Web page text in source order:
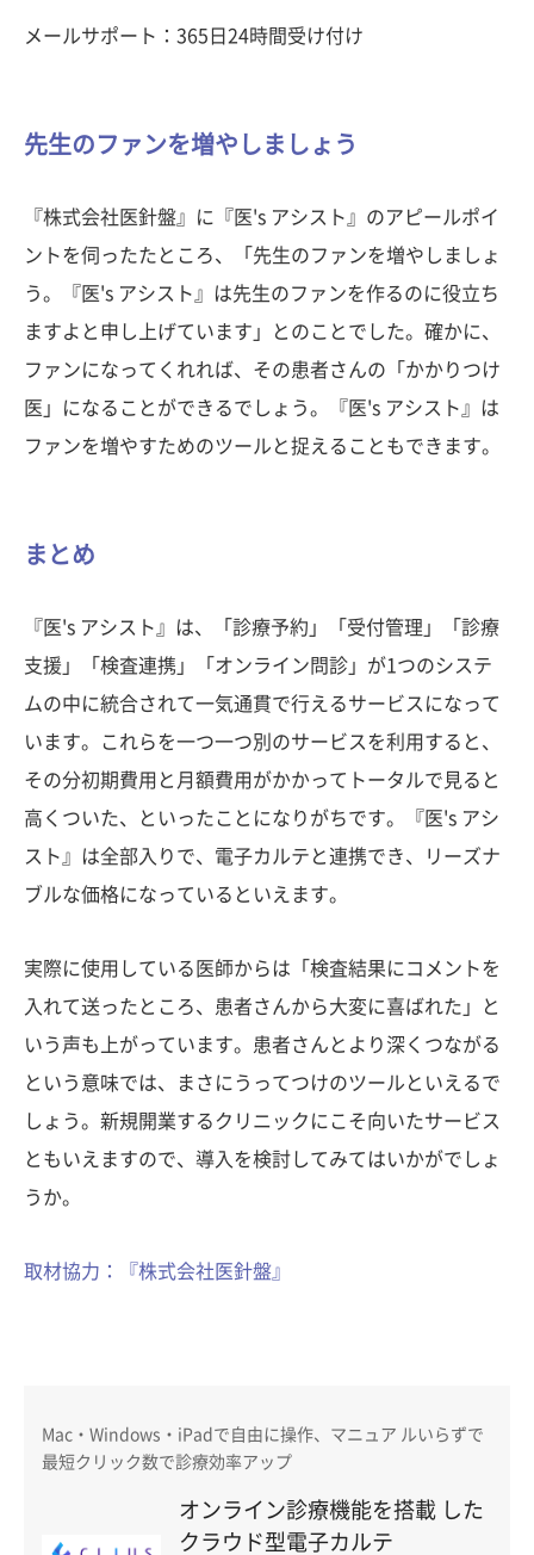
メールサポート：365日24時間受け付け
先生のファンを増やしましょう
『株式会社医針盤』に『医's アシスト』のアピールポイ
ントを伺ったたところ、「先生のファンを増やしましょ
う。『医's アシスト』は先生のファンを作るのに役立ち
ますよと申し上げています」とのことでした。確かに、
ファンになってくれれば、その患者さんの「かかりつけ
医」になることができるでしょう。『医's アシスト』は
ファンを増やすためのツールと捉えることもできます。
まとめ
『医's アシスト』は、「診療予約」「受付管理」「診療
支援」「検査連携」「オンライン問診」が1つのシステ
ムの中に統合されて一気通貫で行えるサービスになって
います。これらを一つ一つ別のサービスを利用すると、
その分初期費用と月額費用がかかってトータルで見ると
高くついた、といったことになりがちです。『医's アシ
スト』は全部入りで、電子カルテと連携でき、リーズナ
ブルな価格になっているといえます。
実際に使用している医師からは「検査結果にコメントを
入れて送ったところ、患者さんから大変に喜ばれた」と
いう声も上がっています。患者さんとより深くつながる
という意味では、まさにうってつけのツールといえるで
しょう。新規開業するクリニックにこそ向いたサービス
ともいえますので、導入を検討してみてはいかがでしょ
うか。
取材協力：『株式会社医針盤』
Mac・Windows・iPadで自由に操作、マニュア ルいらずで
最短クリック数で診療効率アップ
オンライン診療機能を搭載 した
クラウド型電子カルテ